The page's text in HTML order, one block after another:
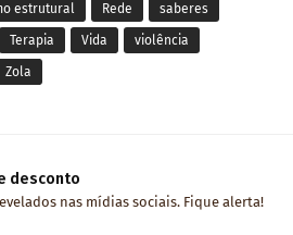
estrutural Rede saberes
Terapia Vida violência
Zola
desconto
nas mídias sociais. Fique alerta!